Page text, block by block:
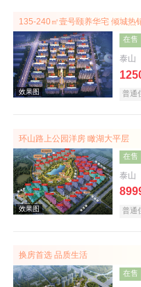
135-240㎡壹号颐养华宅 倾城热
在售
泰山
普通
环山路上公园洋房 瞰湖大平层
在售
泰山
普通
换房首选 品质生活
在售